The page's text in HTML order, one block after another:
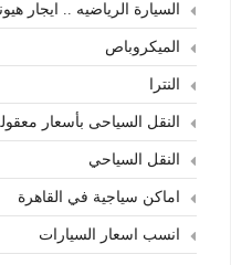
السيارة الرياضيه .. ايجار هيونداي
الميكروباص
النترا
النقل السياحى بأسعار
النقل السياحي
اماكن سياجية في القاهرة
انسب اسعار السيارات